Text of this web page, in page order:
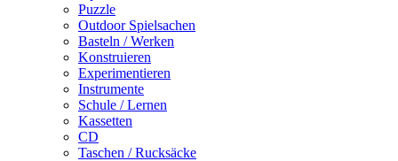
Puzzle
Outdoor Spielsachen
Basteln / Werken
Konstruieren
Experimentieren
Instrumente
Schule / Lernen
Kassetten
CD
Taschen / Rucksäcke